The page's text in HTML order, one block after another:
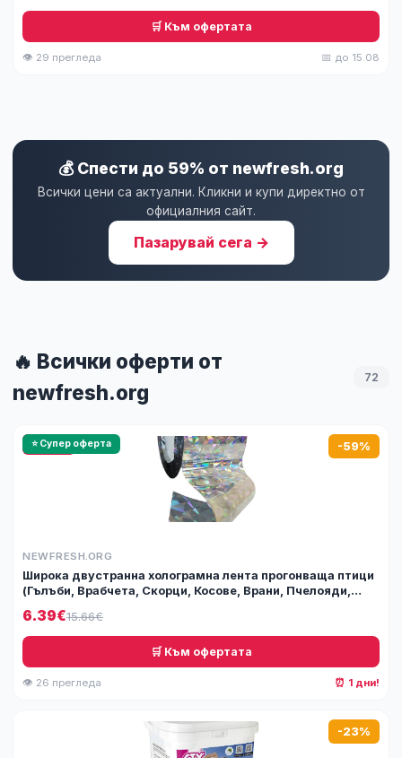
🛒 Към офертата
👁 29 прегледа 📅 до 15.08
💰 Спести до 59% от newfresh.org
Всички цени са актуални. Кликни и купи директно от
официалния сайт.
Пазарувай сега →
🔥 Всички оферти от
newfresh.org
72
🔥 HOT
⭐ Супер оферта -59%
NEWFRESH.ORG
Широка двустранна холограмна лента прогонваща птици
(Гълъби, Врабчета, Скорци, Косове, Врани, Пчелояди,
6.39€15.66€
🛒 Към офертата
👁 26 прегледа ⏰ 1 дни!
-23%